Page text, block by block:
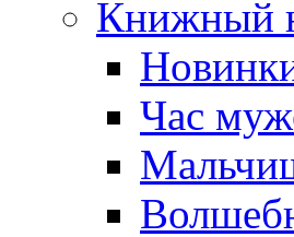
Книжный
Час